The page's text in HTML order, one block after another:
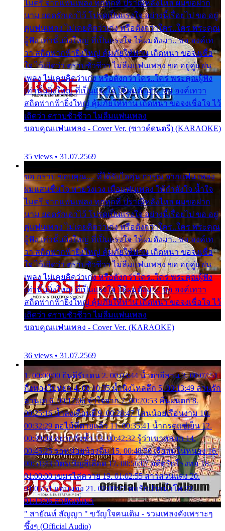
ไมตรี จากแฟนเพลง ทุกทุกที่ ปราณีหลั่งไหล ผมขอฝาก
นาม ยอดรักเอาไว้ โปรดเป็นแรงใจ อย่างนี้เรื่อยไป ขอ อยู่
คู่แฟนเพลง ไม่เคยคิดว่าเก่ง หรือดังกว่าใคร..ใคร พระคุณ
ผู้ฟัง เท่านั้นยิ่งใหญ่ ที่เป็นแรงใจ ให้ผมดังมา.. ขอ องค์เท
วา สถิตฟากฟ้ายิ่งใหญ่ คุ้มภัยให้ท่าน เถิดหนา ขอจงเชื่อ
ใจ ไว้เถิดว่า ตราบชั่วชีวา ไม่ลืมแฟนเพลง ขอ อยู่คู่แฟน
เพลง ไม่เคยคิดว่าเก่ง หรือดังกว่าใคร..ใคร พระคุณผู้ฟัง
เท่านั้นยิ่งใหญ่ ที่เป็นแรงใจ ให้ผมดังมา.. ขอ องค์เทวา
สถิตฟากฟ้ายิ่งใหญ่ คุ้มภัยให้ท่าน เถิดหนา ขอจงเชื่อใจ ไว้
เถิดว่า ตราบชั่วชีวา ไม่ลืมแฟนเพลง
ขอบคุณแฟนเพลง - Cover Ver. (ซาวด์ดนตรี) (KARAOKE)
35 views • 31.07.2569
ขอ กราบ ขอบคุณ.... ที่ได้รับไออุ่น การุณ จากแฟน เพลง
ผมแสนชื่นใจ หายวังเวง เมื่อแฟนเพลง ให้กำลังใจ น้ำใจ
ไมตรี จากแฟนเพลง ทุกทุกที่ ปราณีหลั่งไหล ผมขอฝาก
นาม ยอดรักเอาไว้ โปรดเป็นแรงใจ อย่างนี้เรื่อยไป ขอ อยู่
คู่แฟนเพลง ไม่เคยคิดว่าเก่ง หรือดังกว่าใคร..ใคร พระคุณ
ผู้ฟัง เท่านั้นยิ่งใหญ่ ที่เป็นแรงใจ ให้ผมดังมา.. ขอ องค์เท
วา สถิตฟากฟ้ายิ่งใหญ่ คุ้มภัยให้ท่าน เถิดหนา ขอจงเชื่อ
ใจ ไว้เถิดว่า ตราบชั่วชีวา ไม่ลืมแฟนเพลง ขอ อยู่คู่แฟน
เพลง ไม่เคยคิดว่าเก่ง หรือดังกว่าใคร..ใคร พระคุณผู้ฟัง
เท่านั้นยิ่งใหญ่ ที่เป็นแรงใจ ให้ผมดังมา.. ขอ องค์เทวา
สถิตฟากฟ้ายิ่งใหญ่ คุ้มภัยให้ท่าน เถิดหนา ขอจงเชื่อใจ ไว้
เถิดว่า ตราบชั่วชีวา ไม่ลืมแฟนเพลง
ขอบคุณแฟนเพลง - Cover Ver. (KARAOKE)
36 views • 31.07.2569
1. 00:00:00 ยินดีรับเดน 2. 00:03:44 น้ำตาอีสาน 3. 00:07:51
กิ่งทองใบหยก 4. 00:10:35 น้ำนิ่งไหลลึก 5. 00:13:49 ลานรัก
ลานเท 6. 00:17:06 จำใจจาก 7. 00:20:53 คืนฝนตก 8.
00:25:16 น้ำลงเดือนยี่ 9. 00:28:47 โสนน้อยเรือนงาม 10.
00:32:29 ตอไม้ที่ตายแล้ว 11. 00:35:41 น้ำกรดแช่เย็น 12.
00:39:08 อยากฟังซ้ำ 13. 00:42:32 รู้ว่าเขาหลอก 14.
00:45:25 รอหน่อยน้องติ๋ม 15. 00:48:56 เรือล่มในหนอง 16.
00:51:43 บัตรเชิญสีเลือด 17. 00:56:07 อดีตรักโรงทอ 18.
01:00:00 เขมรไล่ควาย 19. 01:02:55 สาวสวนแตง 20.
01:05:51 แอบมอง 21. 01:09:27 พบรักปากน้ำโพ 22.
01:13:06 สายัณห์เมา
" สายัณห์ สัญญา " ขวัญใจคนเดิม - รวมเพลงดังเพราะๆ
ซึ้งๆ (Official Audio)